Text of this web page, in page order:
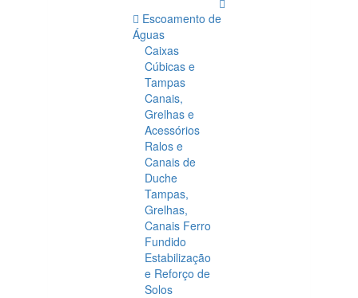
Escoamento de
Águas
Caixas
Cúbicas e
Tampas
Canais,
Grelhas e
Acessórios
Ralos e
Canais de
Duche
Tampas,
Grelhas,
Canais Ferro
Fundido
Estabilização
e Reforço de
Solos